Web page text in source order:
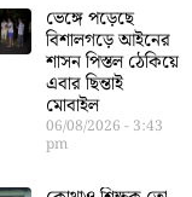
ভেঙ্গে পড়েছে
বিশালগড়ে আইনের
শাসন পিস্তল ঠেকিয়ে
এবার ছিন্তাই
মোবাইল
06/08/2026 3:43
pm